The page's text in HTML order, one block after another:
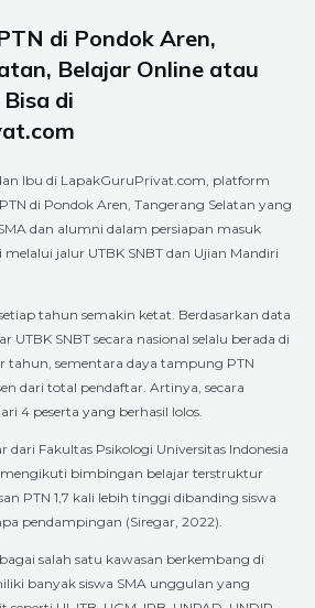
di Pondok Aren,
Belajar Online atau
di
Ibu di LapakGuruPrivat.com, platform
di Pondok Aren, Tangerang Selatan yang
dan alumni dalam persiapan masuk
jalur UTBK SNBT dan Ujian Mandiri
tahun semakin ketat. Berdasarkan data
UTBK SNBT secara nasional selalu berada di
tahun, sementara daya tampung PTN
dari total pendaftar. Artinya, secara
4 peserta yang berhasil lolos.
dari Fakultas Psikologi Universitas Indonesia
bimbingan belajar terstruktur
PTN 1,7 kali lebih tinggi dibanding siswa
pendampingan (Siregar, 2022).
salah satu kawasan berkembang di
banyak siswa SMA unggulan yang